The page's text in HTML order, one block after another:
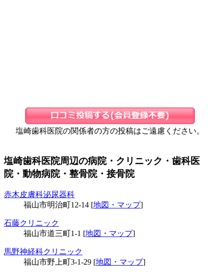
塩崎歯科医院の関係者の方の投稿はご遠慮ください。
塩崎歯科医院周辺の病院・クリニック・歯科医
院・動物病院・整骨院・接骨院
赤木皮膚科泌尿器科
福山市明治町12-14 [地図・マップ]
石藤クリニック
福山市道三町1-1 [地図・マップ]
馬野神経科クリニック
福山市野上町3-1-29 [地図・マップ]